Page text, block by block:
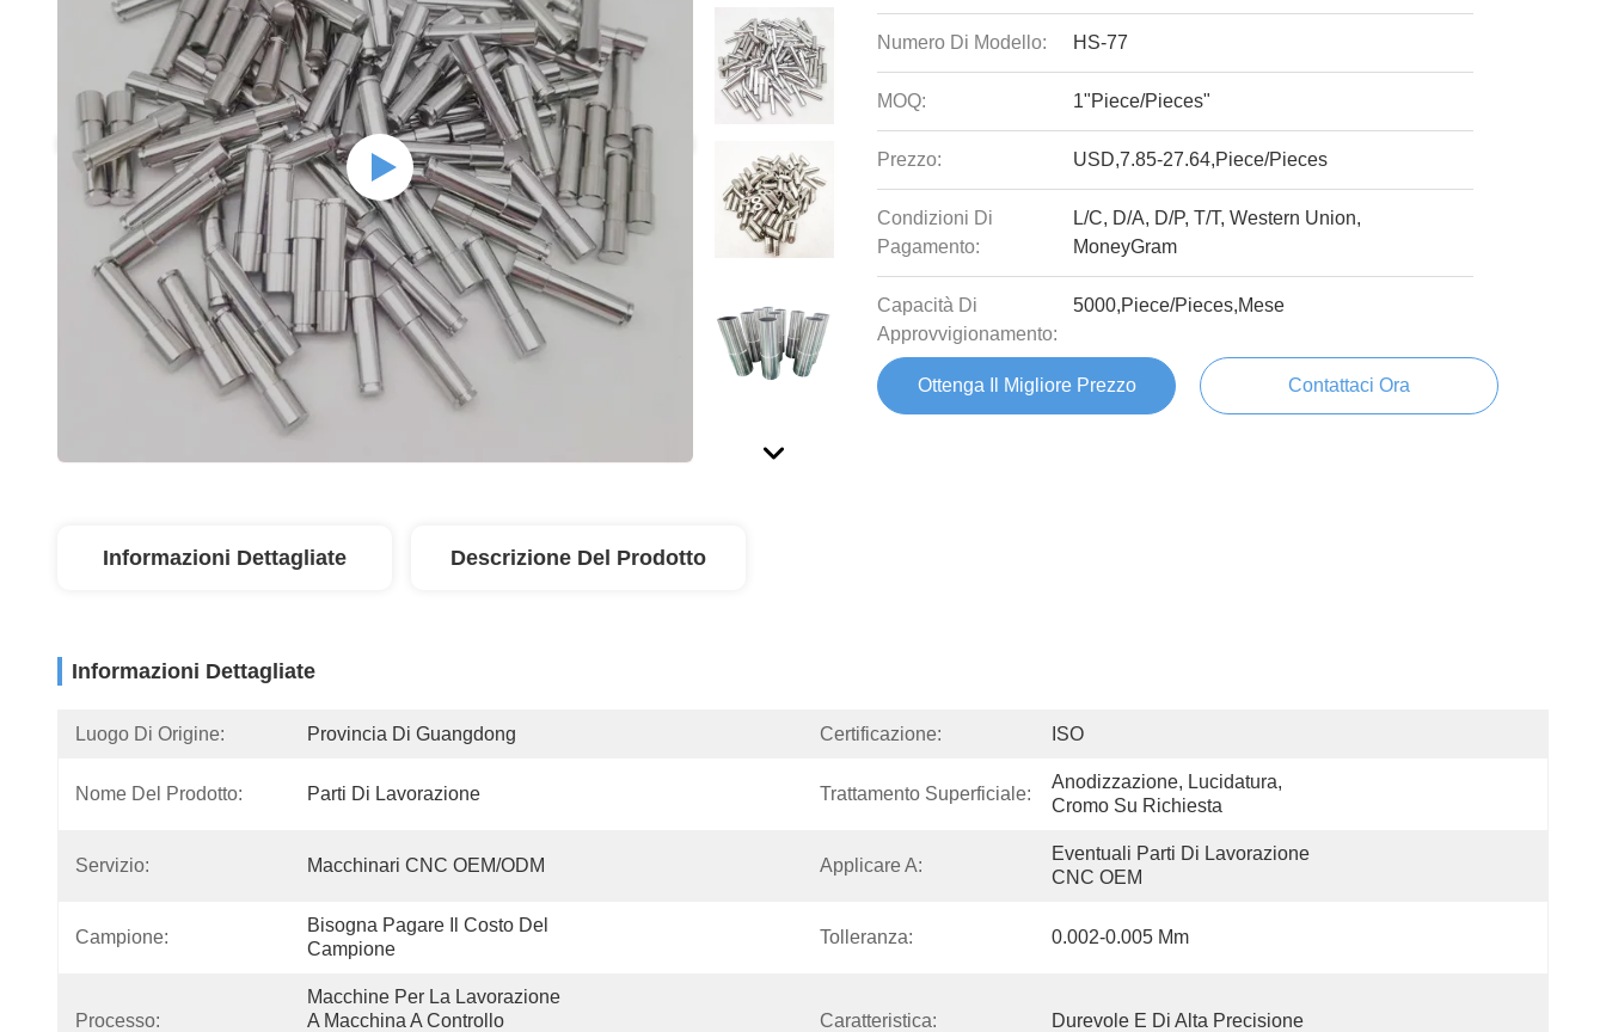
Numero Di Modello: HS-77
MOQ: 1"Piece/Pieces"
Prezzo: USD,7.85-27.64,Piece/Pieces
Condizioni Di
Pagamento:
L/C, D/A, D/P, T/T, Western Union,
MoneyGram
Capacità Di
Approvvigionamento:
5000,Piece/Pieces,Mese
Ottenga Il Migliore Prezzo Contattaci Ora
Informazioni Dettagliate Descrizione Del Prodotto
Informazioni Dettagliate
Luogo Di Origine: Provincia Di Guangdong Certificazione: ISO
Nome Del Prodotto: Parti Di Lavorazione Trattamento Superficiale:
Anodizzazione, Lucidatura,
Cromo Su Richiesta
Servizio: Macchinari CNC OEM/ODM Applicare A:
Eventuali Parti Di Lavorazione
CNC OEM
Campione:
Bisogna Pagare Il Costo Del
Campione
Tolleranza: 0.002-0.005 Mm
Processo:
Macchine Per La Lavorazione
A Macchina A Controllo
Caratteristica: Durevole E Di Alta Precisione